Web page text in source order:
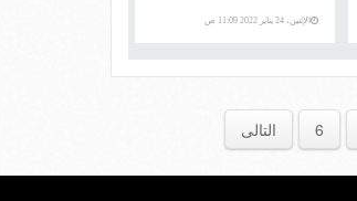
الإثنين، 24 يناير 2022 11:09 ص
6 التالى